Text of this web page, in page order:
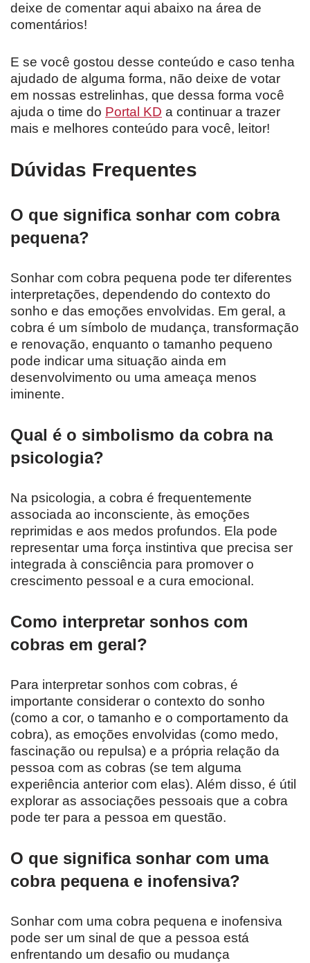
deixe de comentar aqui abaixo na área de
comentários!
E se você gostou desse conteúdo e caso tenha
ajudado de alguma forma, não deixe de votar
em nossas estrelinhas, que dessa forma você
ajuda o time do Portal KD a continuar a trazer
mais e melhores conteúdo para você, leitor!
Dúvidas Frequentes
O que significa sonhar com cobra
pequena?
Sonhar com cobra pequena pode ter diferentes
interpretações, dependendo do contexto do
sonho e das emoções envolvidas. Em geral, a
cobra é um símbolo de mudança, transformação
e renovação, enquanto o tamanho pequeno
pode indicar uma situação ainda em
desenvolvimento ou uma ameaça menos
iminente.
Qual é o simbolismo da cobra na
psicologia?
Na psicologia, a cobra é frequentemente
associada ao inconsciente, às emoções
reprimidas e aos medos profundos. Ela pode
representar uma força instintiva que precisa ser
integrada à consciência para promover o
crescimento pessoal e a cura emocional.
Como interpretar sonhos com
cobras em geral?
Para interpretar sonhos com cobras, é
importante considerar o contexto do sonho
(como a cor, o tamanho e o comportamento da
cobra), as emoções envolvidas (como medo,
fascinação ou repulsa) e a própria relação da
pessoa com as cobras (se tem alguma
experiência anterior com elas). Além disso, é útil
explorar as associações pessoais que a cobra
pode ter para a pessoa em questão.
O que significa sonhar com uma
cobra pequena e inofensiva?
Sonhar com uma cobra pequena e inofensiva
pode ser um sinal de que a pessoa está
enfrentando um desafio ou mudança